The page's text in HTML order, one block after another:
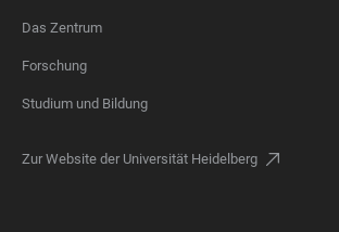
FOOTER
Das Zentrum
Forschung
Studium und Bildung
Zur Website der Universität Heidelberg